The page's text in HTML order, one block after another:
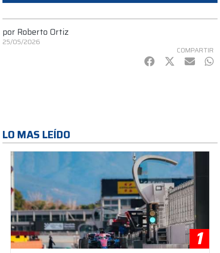
por Roberto Ortiz
25/05/2026
COMPARTIR
Facebook
Twitter
mail
LO MAS LEÍDO
1